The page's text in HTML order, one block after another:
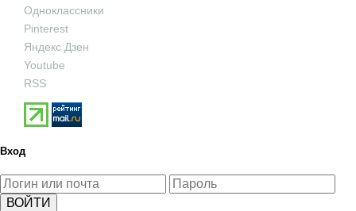
Одноклассники
Pinterest
Яндекс Дзен
Youtube
RSS
Вход